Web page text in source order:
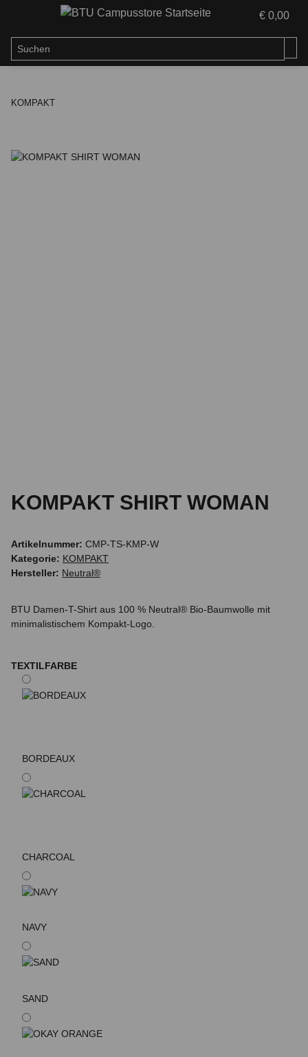
€ 0,00
KOMPAKT
KOMPAKT SHIRT WOMAN
Artikelnummer: CMP-TS-KMP-W
Kategorie: KOMPAKT
Hersteller: Neutral®
BTU Damen-T-Shirt aus 100 % Neutral® Bio-Baumwolle mit
minimalistischem Kompakt-Logo.
TEXTILFARBE
BORDEAUX
CHARCOAL
NAVY
SAND